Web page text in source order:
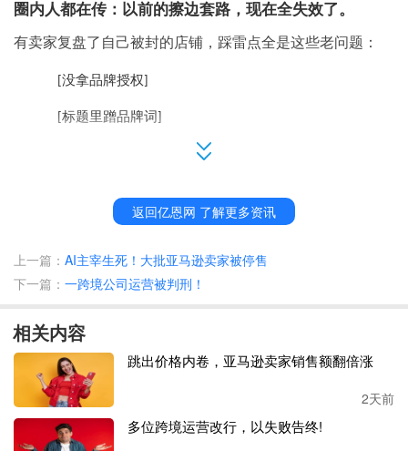
圈内人都在传：以前的擦边套路，现在全失效了。
有卖家复盘了自己被封的店铺，踩雷点全是这些老问题：
[没拿品牌授权]
[标题里蹭品牌词]
[商品图上直接有品牌Logo]
尤其是新加坡站点，平台现在对美妆、健康、服装、配饰、
别再觉得 “删品而已，再上就好”
提到：现在只要碰到假货、侵权这类问题，店铺风险明显比以
前高很多，甚至关联店铺一起被影响。 现在不少卖家已经开始
重新排查店铺：
○有没有高风险品牌词
○有没有未授权商品
返回亿恩网 了解更多资讯
上一篇： AI主宰生死！大批亚马逊卖家被停售
下一篇： 一跨境公司运营被判刑！
相关内容
跳出价格内卷，亚马逊卖家销售额翻倍涨
2天前
多位跨境运营改行，以失败告终!